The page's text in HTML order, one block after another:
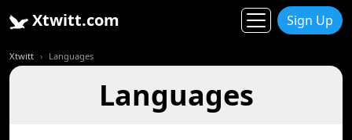
Xtwitt.com Sign Up
Xtwitt Languages
Languages